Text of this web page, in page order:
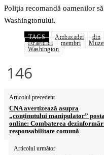
Poliția recomandă oamenilor
Washingtonului.
TAGS Ambasadei din
Israelului
membri
Washington
146
Articolul precedent
CNA avertizează asupra
„conținutului manipulator”
online: Combaterea
responsabilitate comună
Articolul următor